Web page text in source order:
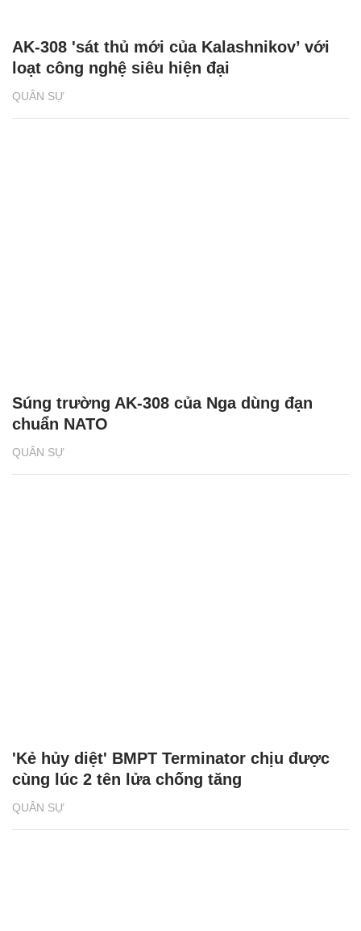
QUÂN SỰ
AK-308 'sát thủ mới của Kalashnikov’ với
loạt công nghệ siêu hiện đại
QUÂN SỰ
Súng trường AK-308 của Nga dùng đạn
chuẩn NATO
QUÂN SỰ
'Kẻ hủy diệt' BMPT Terminator chịu được
cùng lúc 2 tên lửa chống tăng